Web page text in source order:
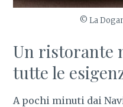
© La
Un ristorante
tutte le
A pochi minuti dai